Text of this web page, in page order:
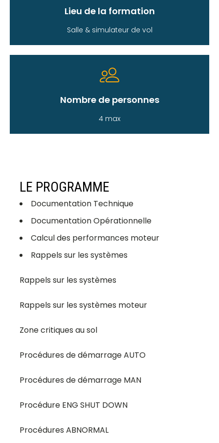
Lieu de la formation
Salle & simulateur de vol
Nombre de personnes
4 max
LE PROGRAMME
Documentation Technique
Documentation Opérationnelle
Calcul des performances moteur
Rappels sur les systèmes
Rappels sur les systèmes
Rappels sur les systèmes moteur
Zone critiques au sol
Procédures de démarrage AUTO
Procédures de démarrage MAN
Procédure ENG SHUT DOWN
Procédures ABNORMAL